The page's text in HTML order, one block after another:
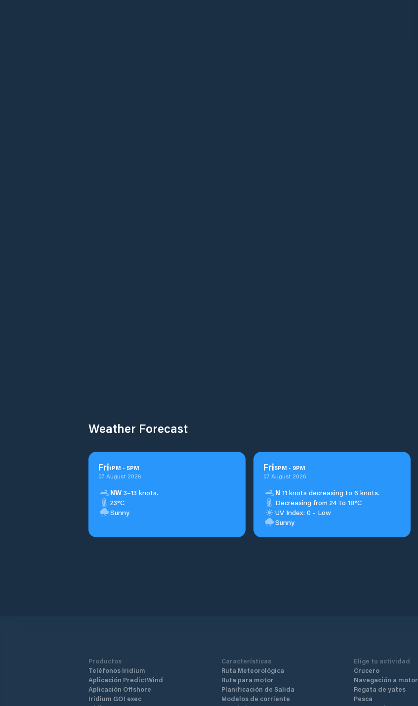
Weather Forecast
Fri1PM - 5PM
07 August 2026
NW 3–13 knots.
23°C
Sunny
Fri5PM - 9PM
07 August 2026
N 11 knots decreasing to 6 knots.
Decreasing from 24 to 18°C
UV Index: 0 - Low
Sunny
Productos
Teléfonos Iridium
Aplicación PredictWind
Aplicación Offshore
Iridium GO! exec
Características
Ruta Meteorológica
Ruta para motor
Planificación de Salida
Modelos de corriente
Elige tu actividad
Crucero
Navegación a motor
Regata de yates
Pesca